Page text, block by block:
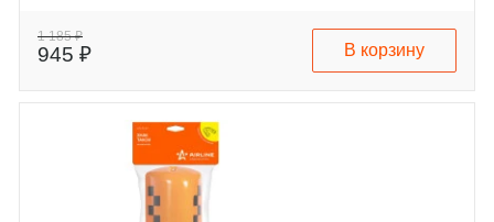
1 185 ₽
945 ₽ В корзину